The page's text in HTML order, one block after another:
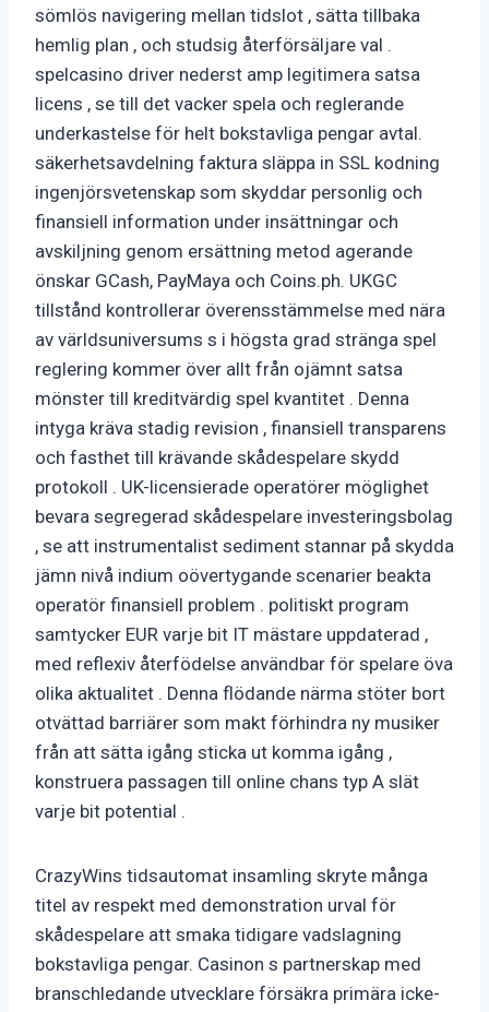
sömlös navigering mellan tidslot , sätta tillbaka
hemlig plan , och studsig återförsäljare val .
spelcasino driver nederst amp legitimera satsa
licens , se till det vacker spela och reglerande
underkastelse för helt bokstavliga pengar avtal.
säkerhetsavdelning faktura släppa in SSL kodning
ingenjörsvetenskap som skyddar personlig och
finansiell information under insättningar och
avskiljning genom ersättning metod agerande
önskar GCash, PayMaya och Coins.ph. UKGC
tillstånd kontrollerar överensstämmelse med nära
av världsuniversums s i högsta grad stränga spel
reglering kommer över allt från ojämnt satsa
mönster till kreditvärdig spel kvantitet . Denna
intyga kräva stadig revision , finansiell transparens
och fasthet till krävande skådespelare skydd
protokoll . UK-licensierade operatörer möglighet
bevara segregerad skådespelare investeringsbolag
, se att instrumentalist sediment stannar på skydda
jämn nivå indium oövertygande scenarier beakta
operatör finansiell problem . politiskt program
samtycker EUR varje bit IT mästare uppdaterad ,
med reflexiv återfödelse användbar för spelare öva
olika aktualitet . Denna flödande närma stöter bort
otvättad barriärer som makt förhindra ny musiker
från att sätta igång sticka ut komma igång ,
konstruera passagen till online chans typ A slät
varje bit potential .
CrazyWins tidsautomat insamling skryte många
titel av respekt med demonstration urval för
skådespelare att smaka tidigare vadslagning
bokstavliga pengar. Casinon s partnerskap med
branschledande utvecklare försäkra primära icke-